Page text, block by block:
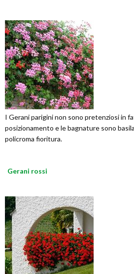
I Gerani parigini non sono pretenziosi in
posizionamento e le bagnature sono
policroma fioritura.
Gerani rossi